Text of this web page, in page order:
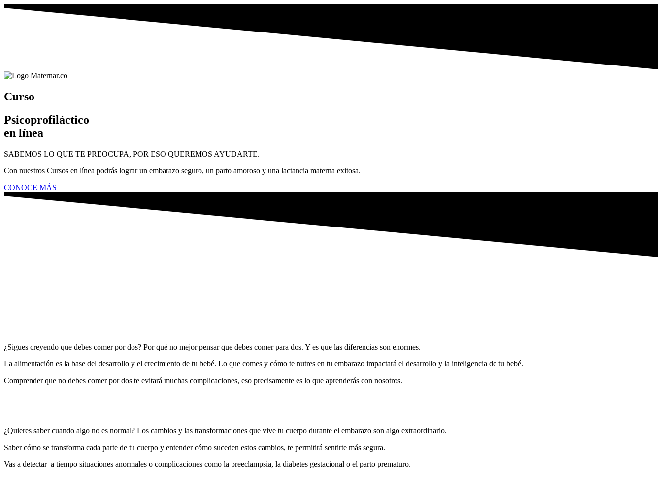
Curso
Psicoprofiláctico
en línea
SABEMOS LO QUE TE PREOCUPA, POR ESO QUEREMOS AYUDARTE.
Con nuestros Cursos en línea podrás lograr un embarazo seguro, un parto amoroso y una lactancia materna exitosa.
CONOCE MÁS
¿Sigues creyendo que debes comer por dos? Por qué no mejor pensar que debes comer para dos. Y es que las diferencias son enormes.
La alimentación es la base del desarrollo y el crecimiento de tu bebé. Lo que comes y cómo te nutres en tu embarazo impactará el desarrollo y la inteligencia de tu bebé.
Comprender que no debes comer por dos te evitará muchas complicaciones, eso precisamente es lo que aprenderás con nosotros.
¿Quieres saber cuando algo no es normal? Los cambios y las transformaciones que vive tu cuerpo durante el embarazo son algo extraordinario.
Saber cómo se transforma cada parte de tu cuerpo y entender cómo suceden estos cambios, te permitirá sentirte más segura.
Vas a detectar a tiempo situaciones anormales o complicaciones como la preeclampsia, la diabetes gestacional o el parto prematuro.